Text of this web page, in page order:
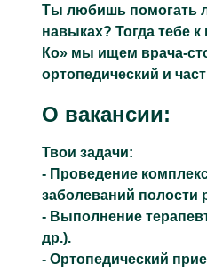
Ты любишь помогать
навыках? Тогда тебе
Ко» мы ищем врача-
ортопедический и
О вакансии:
Твои задачи:
- Проведение
заболеваний полости
- Выполнение
др.).
- Ортопедический